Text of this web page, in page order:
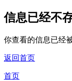
信息已经不
你查看的信息已经
返回首页
首页